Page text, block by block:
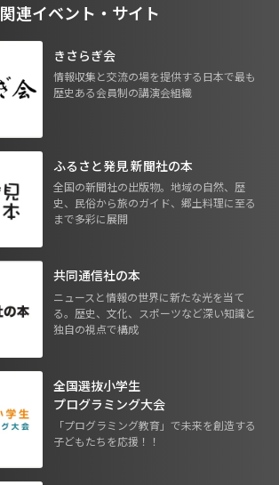
関連イベント・サイト
きさらぎ会
情報収集と交流の場を提供する日本で最も
歴史ある会員制の講演会組織
ふるさと発見 新聞社の本
全国の新聞社の出版物。地域の自然、歴
史、民俗から旅のガイド、郷土料理に至る
まで多彩に展開
共同通信社の本
ニュースと情報の世界に新たな光を当て
る。歴史、文化、スポーツなど深い知識と
独自の視点で構成
全国選抜小学生
プログラミング大会
「プログラミング教育」で未来を創造する
子どもたちを応援！！